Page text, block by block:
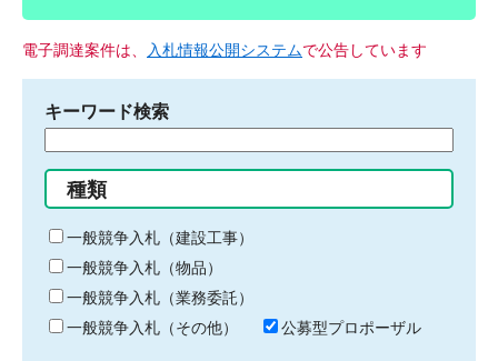
電子調達案件は、 入札情報公開システムで公告しています
キーワード検索
る
キ
ー
ワ
ー
ド
種類
一般競争入札（建設工事）
一般競争入札（物品）
一般競争入札（業務委託）
一般競争入札（その他）
公募型プロポーザル